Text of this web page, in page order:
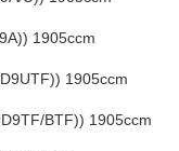
1905ccm
1905ccm
BTF)) 1905ccm